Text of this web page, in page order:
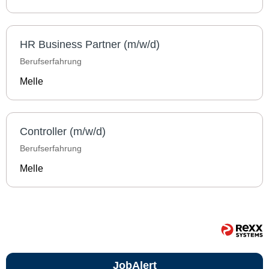
HR Business Partner (m/w/d)
Berufserfahrung
Melle
Controller (m/w/d)
Berufserfahrung
Melle
JobAlert